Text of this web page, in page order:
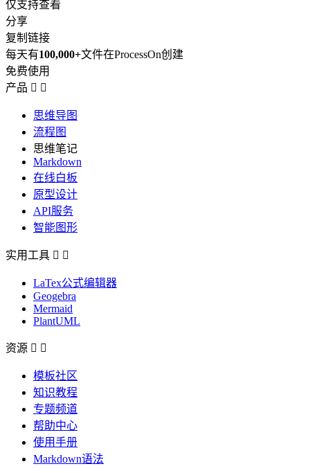
仅支持查看
分享
复制链接
每天有100,000+文件在ProcessOn创建
免费使用
产品  
思维导图
流程图
思维笔记
Markdown
在线白板
原型设计
API服务
智能图形
实用工具  
LaTex公式编辑器
Geogebra
Mermaid
PlantUML
资源  
模板社区
知识教程
专题频道
帮助中心
使用手册
Markdown语法